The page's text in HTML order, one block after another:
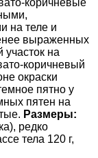
на теле и
выраженных
на
коричневый
окраски
пятно у
пятен на
Размеры:
редко
тела 120 г,